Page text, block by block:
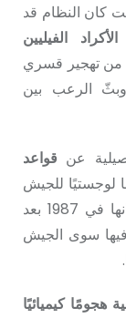
كان النظام قد
الأكراد الفيليين
من تهجير قسري
الرعب بين
عن قواعد
لوجستيًا للجيش
الإيراني. كانت المنطقة قد أُفرغت من سكانها في 1987 بعد
سوى الجيش
هجومًا كيميائيًا